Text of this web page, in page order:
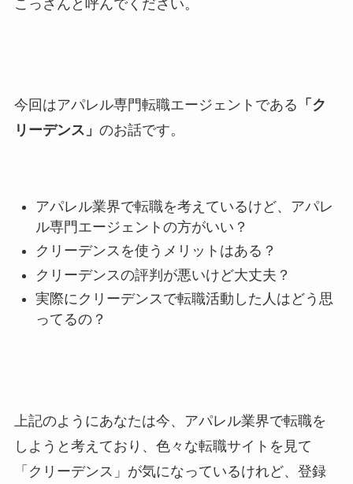
こっさんと呼んでください。
今回はアパレル専門転職エージェントである 「ク
リーデンス」 のお話です。
アパレル業界で転職を考えているけど、アパレ
ル専門エージェントの方がいい？
クリーデンスを使うメリットはある？
クリーデンスの評判が悪いけど大丈夫？
実際にクリーデンスで転職活動した人はどう思
ってるの？
上記のようにあなたは今、アパレル業界で転職を
しようと考えており、色々な転職サイトを見て
「クリーデンス」が気になっているけれど、登録